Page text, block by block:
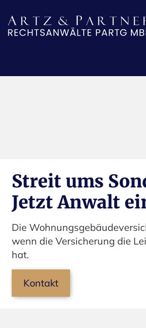
Streit ums
Jetzt Anwalt
Die
wenn die Versicherung die
hat.
Kontakt